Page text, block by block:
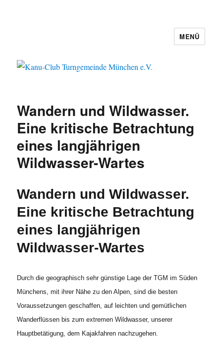
Kanu-Club Turngemeinde München
e.V.
MENÜ
Wandern und Wildwasser.
Eine kritische Betrachtung
eines langjährigen
Wildwasser-Wartes
Wandern und Wildwasser.
Eine kritische Betrachtung
eines langjährigen
Wildwasser-Wartes
Durch die geographisch sehr günstige Lage der TGM im Süden
Münchens, mit ihrer Nähe zu den Alpen, sind die besten
Voraussetzungen geschaffen, auf leichten und gemütlichen
Wanderflüssen bis zum extremen Wildwasser, unserer
Hauptbetätigung, dem Kajakfahren nachzugehen.